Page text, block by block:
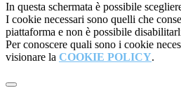
In questa schermata è possibile
I cookie necessari sono quelli che
piattaforma e non è possibile
Per conoscere quali sono i cookie
visionare la COOKIE POLICY.